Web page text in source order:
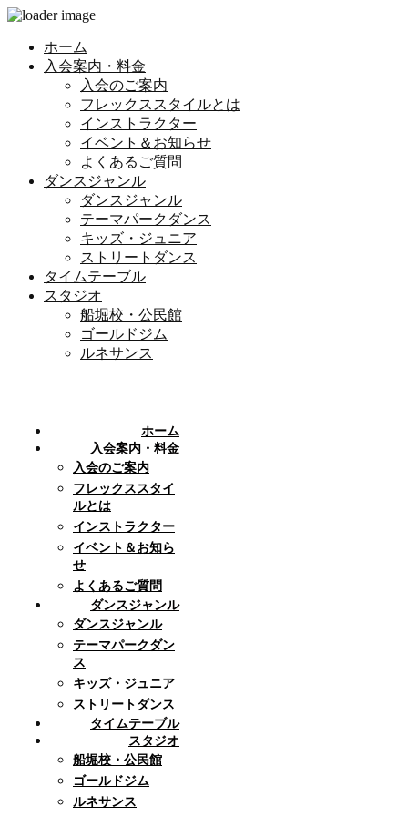
ホーム
入会案内・料金
入会のご案内
フレックススタイルとは
インストラクター
イベント＆お知らせ
よくあるご質問
ダンスジャンル
ダンスジャンル
テーマパークダンス
キッズ・ジュニア
ストリートダンス
タイムテーブル
スタジオ
船堀校・公民館
ゴールドジム
ルネサンス
ホーム
入会案内・料金
入会のご案内
フレックススタイ
ルとは
インストラクター
イベント＆お知ら
せ
よくあるご質問
ダンスジャンル
ダンスジャンル
テーマパークダン
ス
キッズ・ジュニア
ストリートダンス
タイムテーブル
スタジオ
船堀校・公民館
ゴールドジム
ルネサンス